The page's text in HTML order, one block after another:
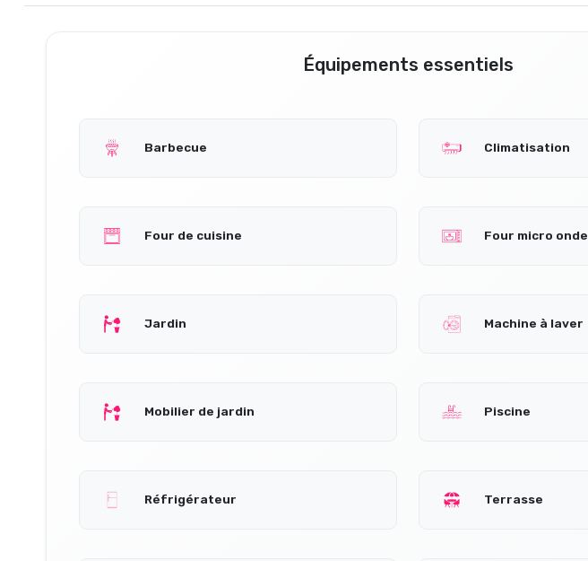
Équipements essentiels
Barbecue Climatisation
Four de cuisine Four micro onde
Jardin Machine à laver
Mobilier de jardin Piscine
Réfrigérateur Terrasse